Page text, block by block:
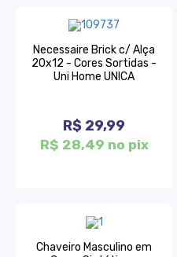
Necessaire Brick c/ Alça
20x12 - Cores Sortidas -
Uni Home UNICA
R$ 29,99
R$ 28,49 no pix
Chaveiro Masculino em